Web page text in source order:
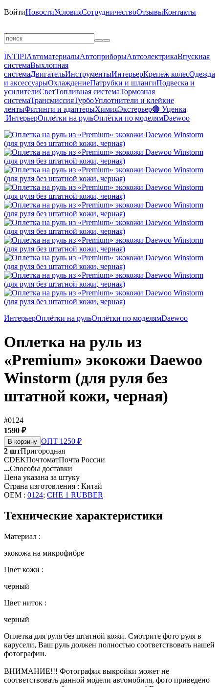
ВойтиНовостиУсловияСотрудничествоОтзывыКонтакты
INTIPIАвтоматериалыАвтоприборыАвтоэлектрикаВпускная
системаВыхлопная
системаДвигательИнструментыИнтерьерКрепеж колесОдежда
и аксессуарыОхлаждениеПатрубки и шлангиПодвеска и
усилителиСветТопливная системаТормозная
системаТрансмиссияТурбоУплотнители и клейкие
лентыФитинги и адаптерыХимияЭкстерьер🔴 Уценка
ИнтерьерОплётки на рульОплётки по моделямDaewoo
ИнтерьерОплётки на рульОплётки по моделямDaewoo
Оплетка на руль из
«Premium» экокожи Daewoo
Winstorm (для руля без
штатной кожи, черная)
#0124
1590 ₽
В корзину ОПТ 1250 ₽
2 штПригородная
CDEKПочтоматПочта России
...Способы доставки
Цена указана за штуку
Страна изготовления : Китай
OEM : 0124; CHE 1 RUBBER
Технические характеристики
Материал :
экокожа на микрофибре
Цвет кожи :
черный
Цвет ниток :
черный
Оплетка для руля без штатной кожи. Смотрите фото руля в
карусели, Ваш руль должен полностью соответствовать нашей
фотографии.
ВНИМАНИЕ!!! Фотография выкройки может не
соответствовать данной модели автомобиля, фото приведено